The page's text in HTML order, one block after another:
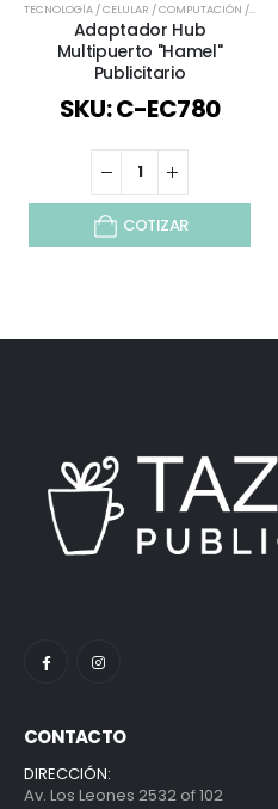
TECNOLOGÍA / CELULAR / COMPUTACIÓN / AUDIO
Adaptador Hub
Multipuerto "Hamel"
Publicitario
SKU: C-EC780
COTIZAR
CONTACTO
DIRECCIÓN:
Av. Los Leones 2532 of 102